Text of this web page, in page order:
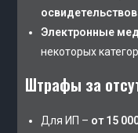
Электронные
некоторых
Штрафы за
Для ИП – от 15